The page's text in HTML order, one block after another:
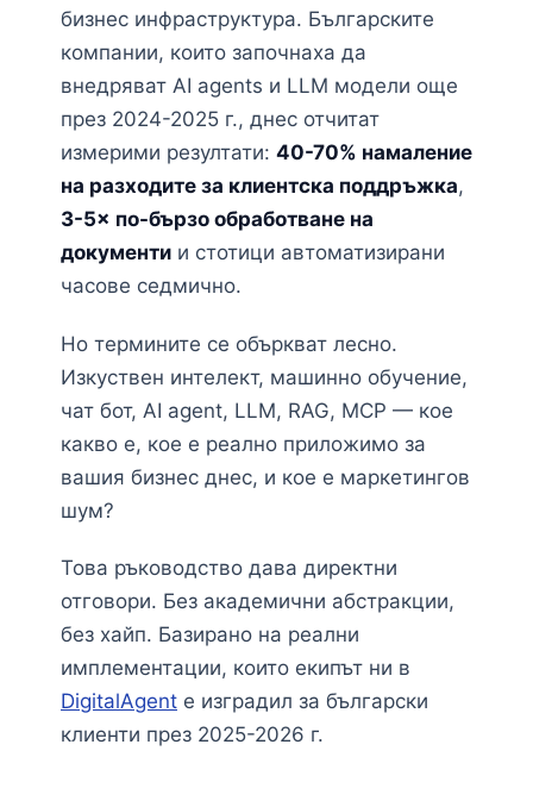
бизнес инфраструктура. Българските
компании, които започнаха да
внедряват AI agents и LLM модели още
през 2024-2025 г., днес отчитат
измерими резултати: 40-70% намаление
на разходите за клиентска поддръжка,
3-5× по-бързо обработване на
документи и стотици автоматизирани
часове седмично.
Но термините се объркват лесно.
Изкуствен интелект, машинно обучение,
чат бот, AI agent, LLM, RAG, MCP — кое
какво е, кое е реално приложимо за
вашия бизнес днес, и кое е маркетингов
шум?
Това ръководство дава директни
отговори. Без академични абстракции,
без хайп. Базирано на реални
имплементации, които екипът ни в
DigitalAgent е изградил за български
клиенти през 2025-2026 г.